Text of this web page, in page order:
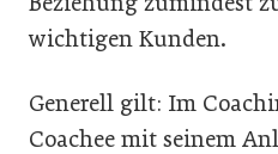
wichtigen Kunden.
Generell gilt: Im
Coachee mit seinem